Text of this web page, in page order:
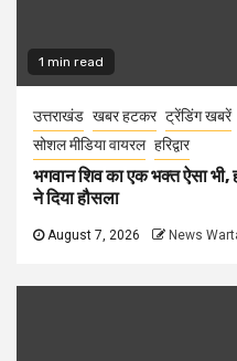
1 min read
उत्तराखंड खबर हटकर ट्रेंडिंग खबरें
सोशल मीडिया वायरल हरिद्वार
भगवान शिव का एक भक्त ऐसा भी,
ने दिया हौसला
August 7, 2026 News